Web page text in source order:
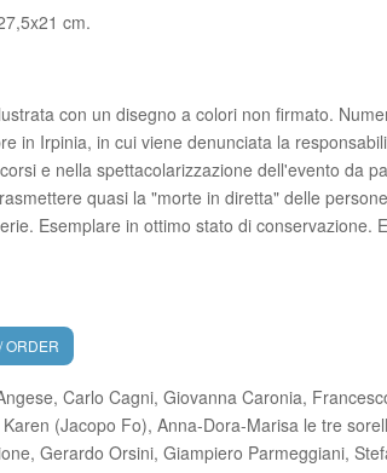
cm.
con un disegno a colori non firmato.
in Irpinia, in cui viene denunciata la
e nella spettacolarizzazione dell'evento da
quasi la "morte in diretta" delle
Esemplare in ottimo stato di conservazione.
ORDER
Carlo Cagni, Giovanna Caronia,
(Jacopo Fo), Anna-Dora-Marisa le tre
Gerardo Orsini, Giampiero Parmeggiani,